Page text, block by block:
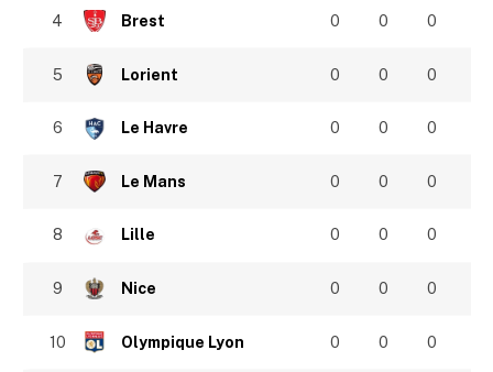
4 Brest 0 0 0
5 Lorient 0 0 0
6 Le Havre 0 0 0
7 Le Mans 0 0 0
8 Lille 0 0 0
9 Nice 0 0 0
10 Olympique Lyon 0 0 0